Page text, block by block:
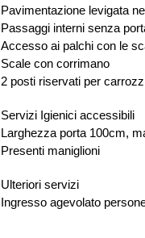
Pavimentazione levigata
Passaggi interni senza
Accesso ai palchi con le
Scale con corrimano
2 posti riservati per
Servizi Igienici accessibili
Larghezza porta 100cm,
Presenti maniglioni
Ulteriori servizi
Ingresso agevolato